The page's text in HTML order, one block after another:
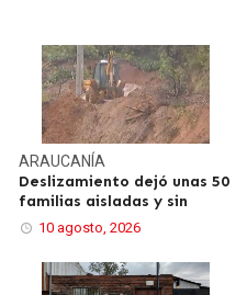
ARAUCANÍA
Deslizamiento dejó unas 50
familias aisladas y sin
10 agosto, 2026